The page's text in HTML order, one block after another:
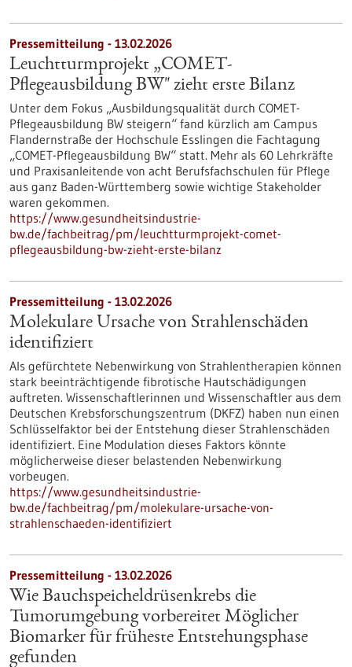
Pressemitteilung - 13.02.2026
Leuchtturmprojekt „COMET-
Pflegeausbildung BW" zieht erste Bilanz
Unter dem Fokus „Ausbildungsqualität durch COMET-
Pflegeausbildung BW steigern“ fand kürzlich am Campus
Flandernstraße der Hochschule Esslingen die Fachtagung
„COMET-Pflegeausbildung BW“ statt. Mehr als 60 Lehrkräfte
und Praxisanleitende von acht Berufsfachschulen für Pflege
aus ganz Baden-Württemberg sowie wichtige Stakeholder
waren gekommen.
https://www.gesundheitsindustrie-
bw.de/fachbeitrag/pm/leuchtturmprojekt-comet-
pflegeausbildung-bw-zieht-erste-bilanz
Pressemitteilung - 13.02.2026
Molekulare Ursache von Strahlenschäden
identifiziert
Als gefürchtete Nebenwirkung von Strahlentherapien können
stark beeinträchtigende fibrotische Hautschädigungen
auftreten. Wissenschaftlerinnen und Wissenschaftler aus dem
Deutschen Krebsforschungszentrum (DKFZ) haben nun einen
Schlüsselfaktor bei der Entstehung dieser Strahlenschäden
identifiziert. Eine Modulation dieses Faktors könnte
möglicherweise dieser belastenden Nebenwirkung
vorbeugen.
https://www.gesundheitsindustrie-
bw.de/fachbeitrag/pm/molekulare-ursache-von-
strahlenschaeden-identifiziert
Pressemitteilung - 13.02.2026
Wie Bauchspeicheldrüsenkrebs die
Tumorumgebung vorbereitet Möglicher
Biomarker für früheste Entstehungsphase
gefunden